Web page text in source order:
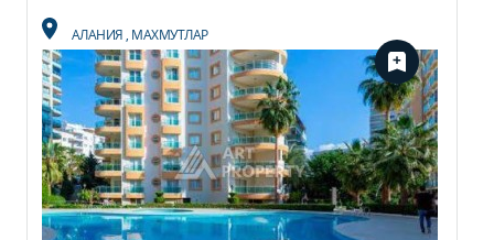
АЛАНИЯ, МАХМУТЛАР